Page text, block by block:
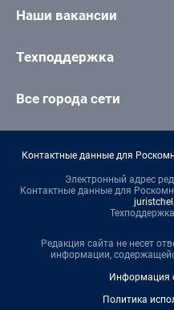
Наши вакансии
Техподдержка
Все города сети
Контактные данные для
Электронный адрес
Контактные данные для
Редакция сайта не несет
информации,
Информация
Политика